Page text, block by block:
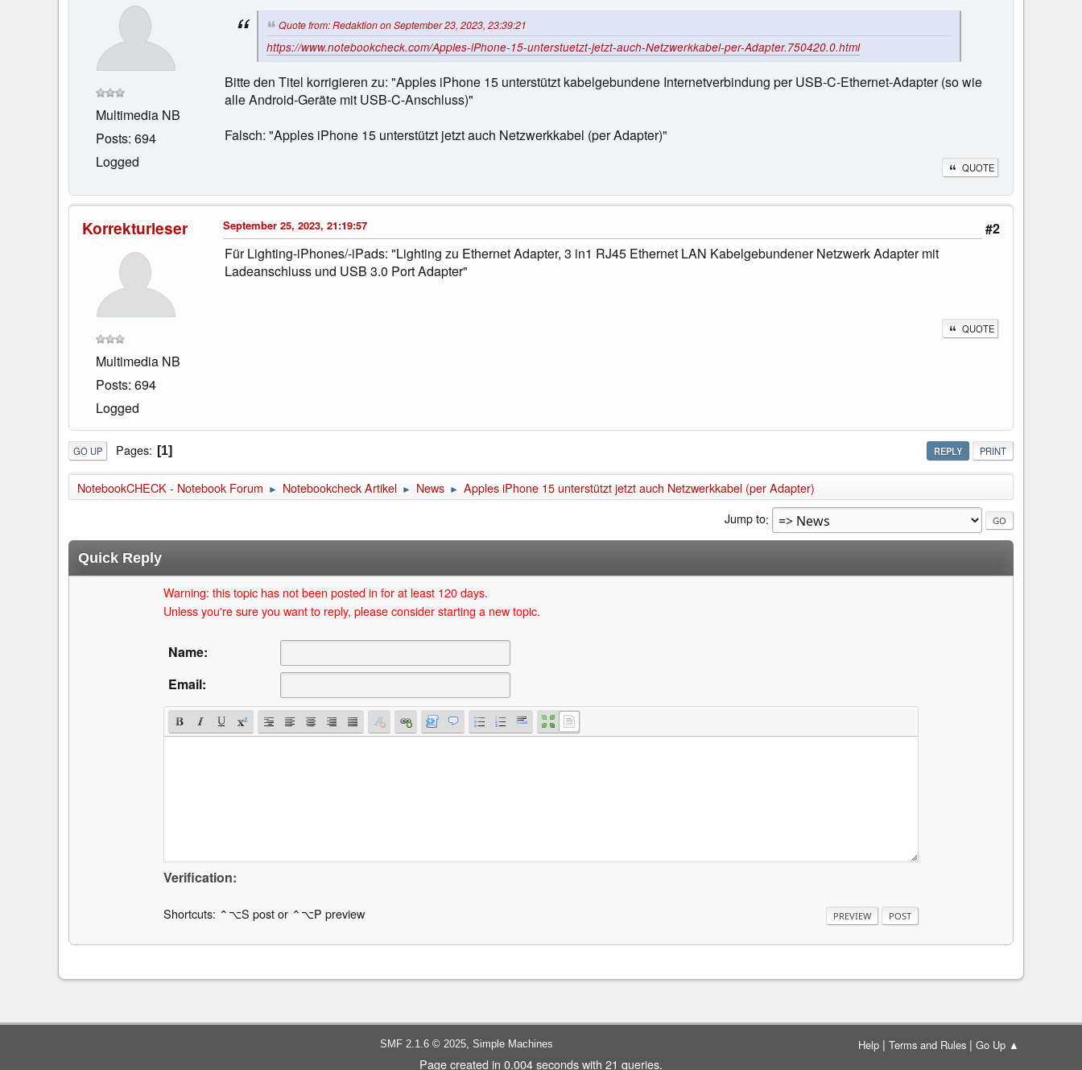
Multimedia NB
Posts: 694
Logged
Quote from: Redaktion on September 23, 2023, 23:39:21
https://www.notebookcheck.com/Apples-iPhone-15-unterstuetzt-jetzt-auch-Netzwerkkabel-per-Adapter.750420.0.html
Bitte den Titel korrigieren zu: "Apples iPhone 15 unterstützt kabelgebundene Internetverbindung per USB-C-Ethernet-Adapter (so wie
alle Android-Geräte mit USB-C-Anschluss)"
Falsch: "Apples iPhone 15 unterstützt jetzt auch Netzwerkkabel (per Adapter)"
QUOTE
Korrekturleser
Multimedia NB
Posts: 694
Logged
#2
September 25, 2023, 21:19:57
Für Lighting-iPhones/-iPads: "Lighting zu Ethernet Adapter, 3 in1 RJ45 Ethernet LAN Kabelgebundener Netzwerk Adapter mit
Ladeanschluss und USB 3.0 Port Adapter"
QUOTE
REPLY PRINT
GO UP Pages 1
NotebookCHECK - Notebook Forum ► Notebookcheck Artikel ► News ► Apples iPhone 15 unterstützt jetzt auch Netzwerkkabel (per Adapter)
Jump to
Quick Reply
Warning: this topic has not been posted in for at least 120 days.
Unless you're sure you want to reply, please consider starting a new topic.
Name:
Email:
Verification:
Shortcuts: ⌃⌥S post or ⌃⌥P preview
Help| Terms and Rules| Go Up ▲
SMF 2.1.6 © 2025, Simple Machines
Page created in 0.004 seconds with 21 queries.